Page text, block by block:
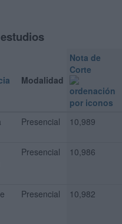
Modalidad
Nota de
Corte
Presencial 10,989
Presencial 10,986
Presencial 10,982